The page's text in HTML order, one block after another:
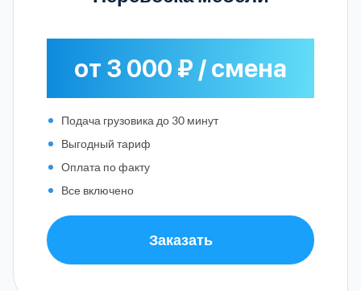
от 3 000 ₽ / смена
Подача грузовика до 30 минут
Выгодный тариф
Оплата по факту
Все включено
Заказать